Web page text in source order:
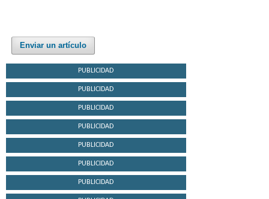
Enviar un artículo
PUBLICIDAD
PUBLICIDAD
PUBLICIDAD
PUBLICIDAD
PUBLICIDAD
PUBLICIDAD
PUBLICIDAD